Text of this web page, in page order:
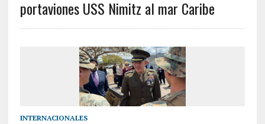
portaviones USS Nimitz al mar Caribe
INTERNACIONALES